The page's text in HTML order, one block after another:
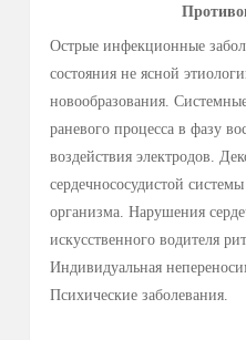
В методе
аппарат SWI-STO II–
вырабатывает
до 25 мА. Для
пластмассовые ванночки
кистей, стоп и пара